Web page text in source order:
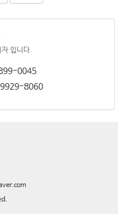
자 입니다.
0045
8060